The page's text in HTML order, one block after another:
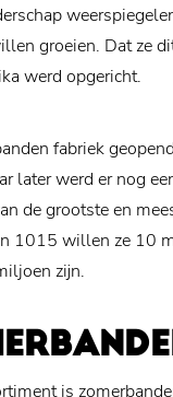
groeien. Dat ze
werd opgericht.
fabriek
later werd er nog
de grootste en
1015 willen ze 10
zijn.
is